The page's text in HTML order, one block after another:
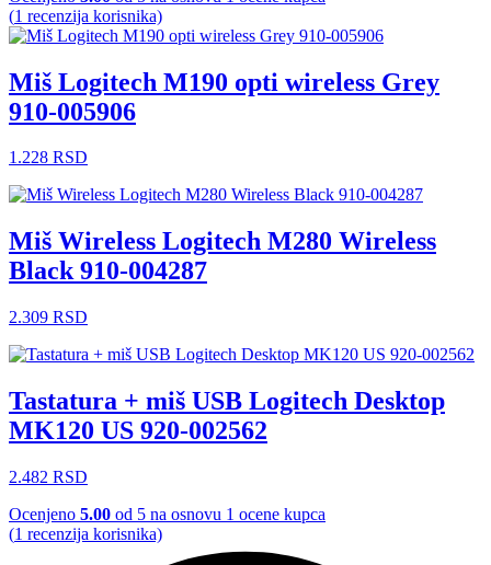
(1 recenzija korisnika)
Miš Logitech M190 opti wireless Grey
910-005906
1.228 RSD
Miš Wireless Logitech M280 Wireless
Black 910-004287
2.309 RSD
Tastatura + miš USB Logitech Desktop
MK120 US 920-002562
2.482 RSD
Ocenjeno 5.00 od 5 na osnovu 1 ocene kupca
(1 recenzija korisnika)